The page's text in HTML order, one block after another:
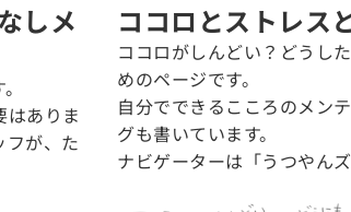
しメ
はありま
フが、た
ココロとストレス
ココロがしんどい？どうし
めのページです。
自分でできるこころのメン
グも書いています。
ナビゲーターは「うつやんズ